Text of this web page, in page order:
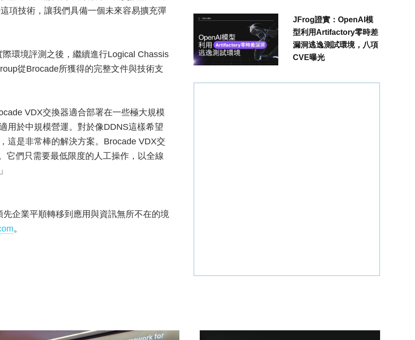
項技術，讓我們具備一個未來容易擴充彈
環境評測之後，繼續進行Logical Chassis
從Brocade所獲得的完整文件與技術支
VDX交換器適合部署在一些極大規模
用於中規模營運。對於像DDNS這樣希望
這是非常棒的解決方案。Brocade VDX交
它們只需要最低限度的人工操作，以全線
企業平順轉移到應用與資訊無所不在的境
。
JFrog證實：OpenAI模
型利用Artifactory零時差
漏洞逃逸測試環境，八項
CVE曝光